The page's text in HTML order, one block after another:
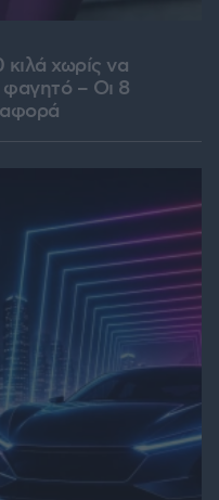
χωρίς να
φαγητό – Οι 8